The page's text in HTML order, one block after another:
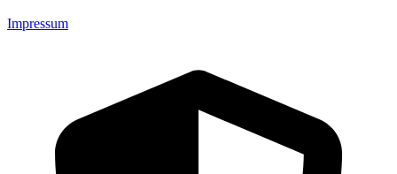
Impressum